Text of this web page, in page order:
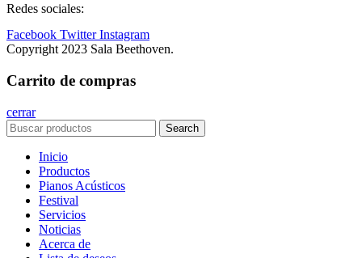
Redes sociales:
Facebook Twitter Instagram
Copyright 2023 Sala Beethoven.
Carrito de compras
cerrar
Search
Inicio
Productos
Pianos Acústicos
Festival
Servicios
Noticias
Acerca de